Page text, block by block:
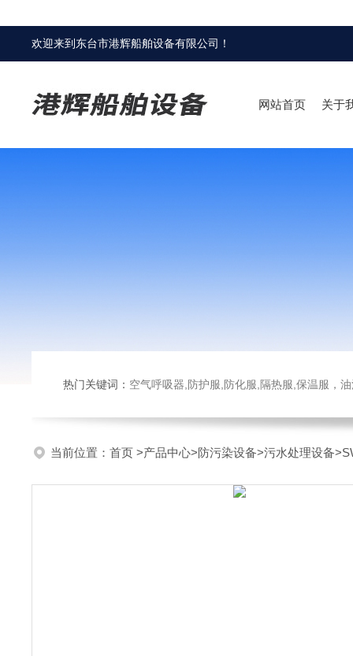
欢迎来到 东台市港辉船舶设备有限公司 ！
网站首页 关于
热门关键词： 空气呼吸器,防护服,防化服,隔热服,保温服，
当前位置： 首页 >产品中心>防污染设备>污水处理设备